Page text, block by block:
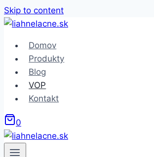
Skip to content
Domov
Produkty
Blog
VOP
Kontakt
0